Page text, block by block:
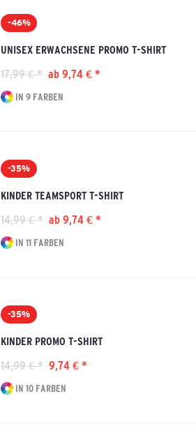
-46%
UNISEX ERWACHSENE PROMO T-SHIRT
17,99 € * ab 9,74 € *
IN 9 FARBEN
-35%
KINDER TEAMSPORT T-SHIRT
14,99 € * ab 9,74 € *
IN 11 FARBEN
-35%
KINDER PROMO T-SHIRT
14,99 € * 9,74 € *
IN 10 FARBEN